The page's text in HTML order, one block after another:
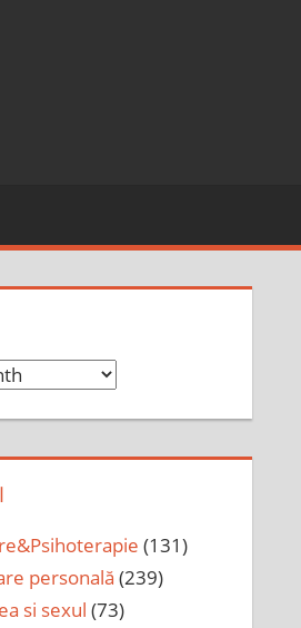
(131)
personală (239)
si sexul (73)